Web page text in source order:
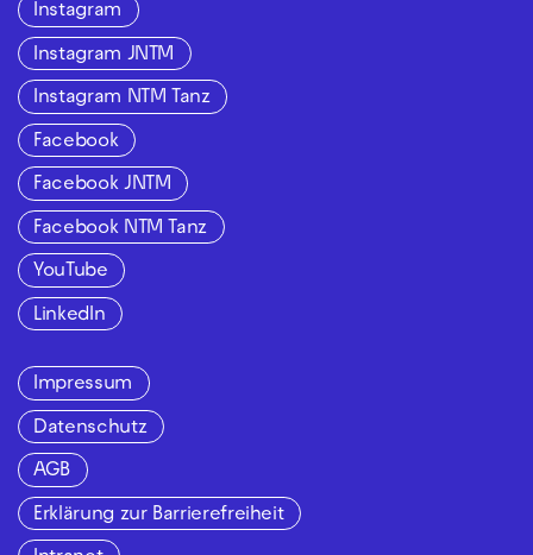
Instagram
Instagram JNTM
Instagram NTM Tanz
Facebook
Facebook JNTM
Facebook NTM Tanz
YouTube
LinkedIn
Impressum
Datenschutz
AGB
Erklärung zur Barrierefreiheit